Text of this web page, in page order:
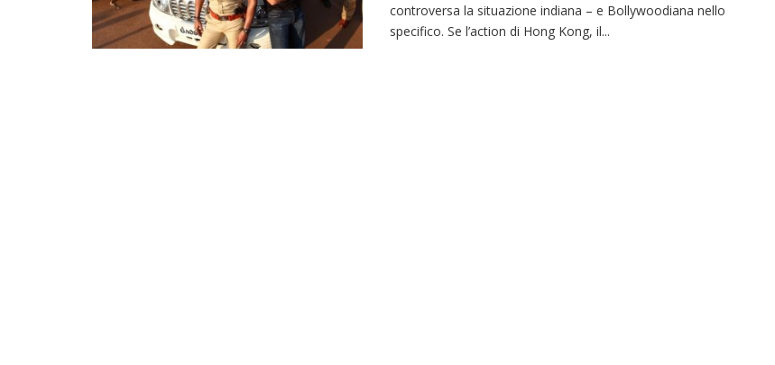
controversa la situazione indiana – e Bollywoodiana nello
specifico. Se l’action di Hong Kong, il...